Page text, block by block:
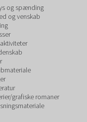
og spænding
og venskab
grafiske romaner